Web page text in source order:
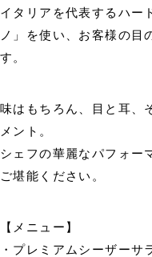
イタリアを代表するハー
ノ」を使い、お客様の目
す。
味はもちろん、目と耳、
メント。
シェフの華麗なパフォー
ご堪能ください。
【メニュー】
・プレミアムシーザーサ